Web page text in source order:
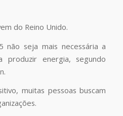
do Reino Unido.
não seja mais necessária a
produzir energia, segundo
muitas pessoas buscam